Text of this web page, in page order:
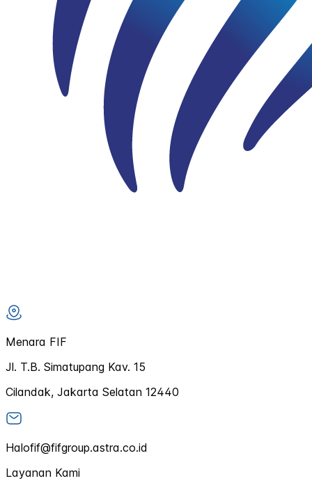
Menara FIF
Jl. T.B. Simatupang Kav. 15
Cilandak, Jakarta Selatan 12440
Halofif@fifgroup.astra.co.id
Layanan Kami